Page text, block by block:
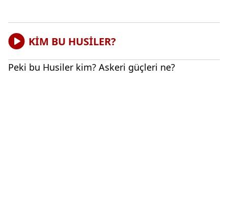
KİM BU HUSİLER?
Peki bu Husiler kim? Askeri güçleri ne?